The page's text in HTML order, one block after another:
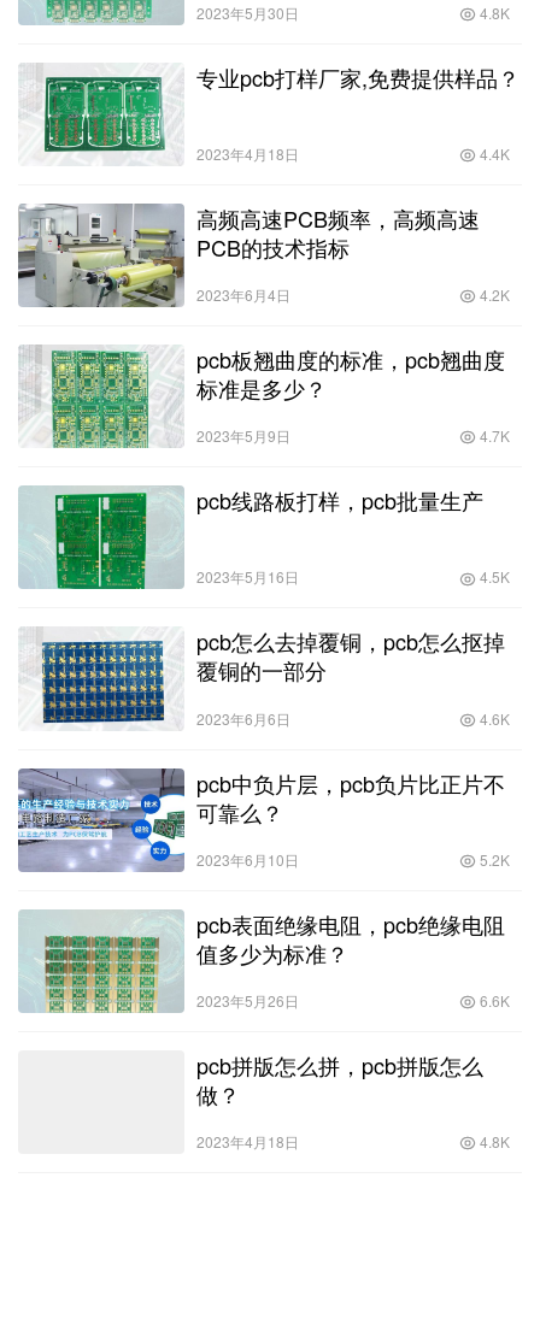
2023年5月30日 4.8K
专业pcb打样厂家,免费提供样品？
2023年4月18日 4.4K
高频高速PCB频率，高频高速
PCB的技术指标
2023年6月4日 4.2K
pcb板翘曲度的标准，pcb翘曲度
标准是多少？
2023年5月9日 4.7K
pcb线路板打样，pcb批量生产
2023年5月16日 4.5K
pcb怎么去掉覆铜，pcb怎么抠掉
覆铜的一部分
2023年6月6日 4.6K
pcb中负片层，pcb负片比正片不
可靠么？
2023年6月10日 5.2K
pcb表面绝缘电阻，pcb绝缘电阻
值多少为标准？
2023年5月26日 6.6K
pcb拼版怎么拼，pcb拼版怎么
做？
2023年4月18日 4.8K